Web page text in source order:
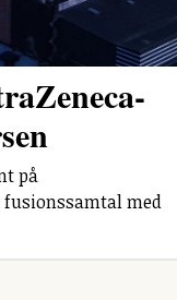
på
med